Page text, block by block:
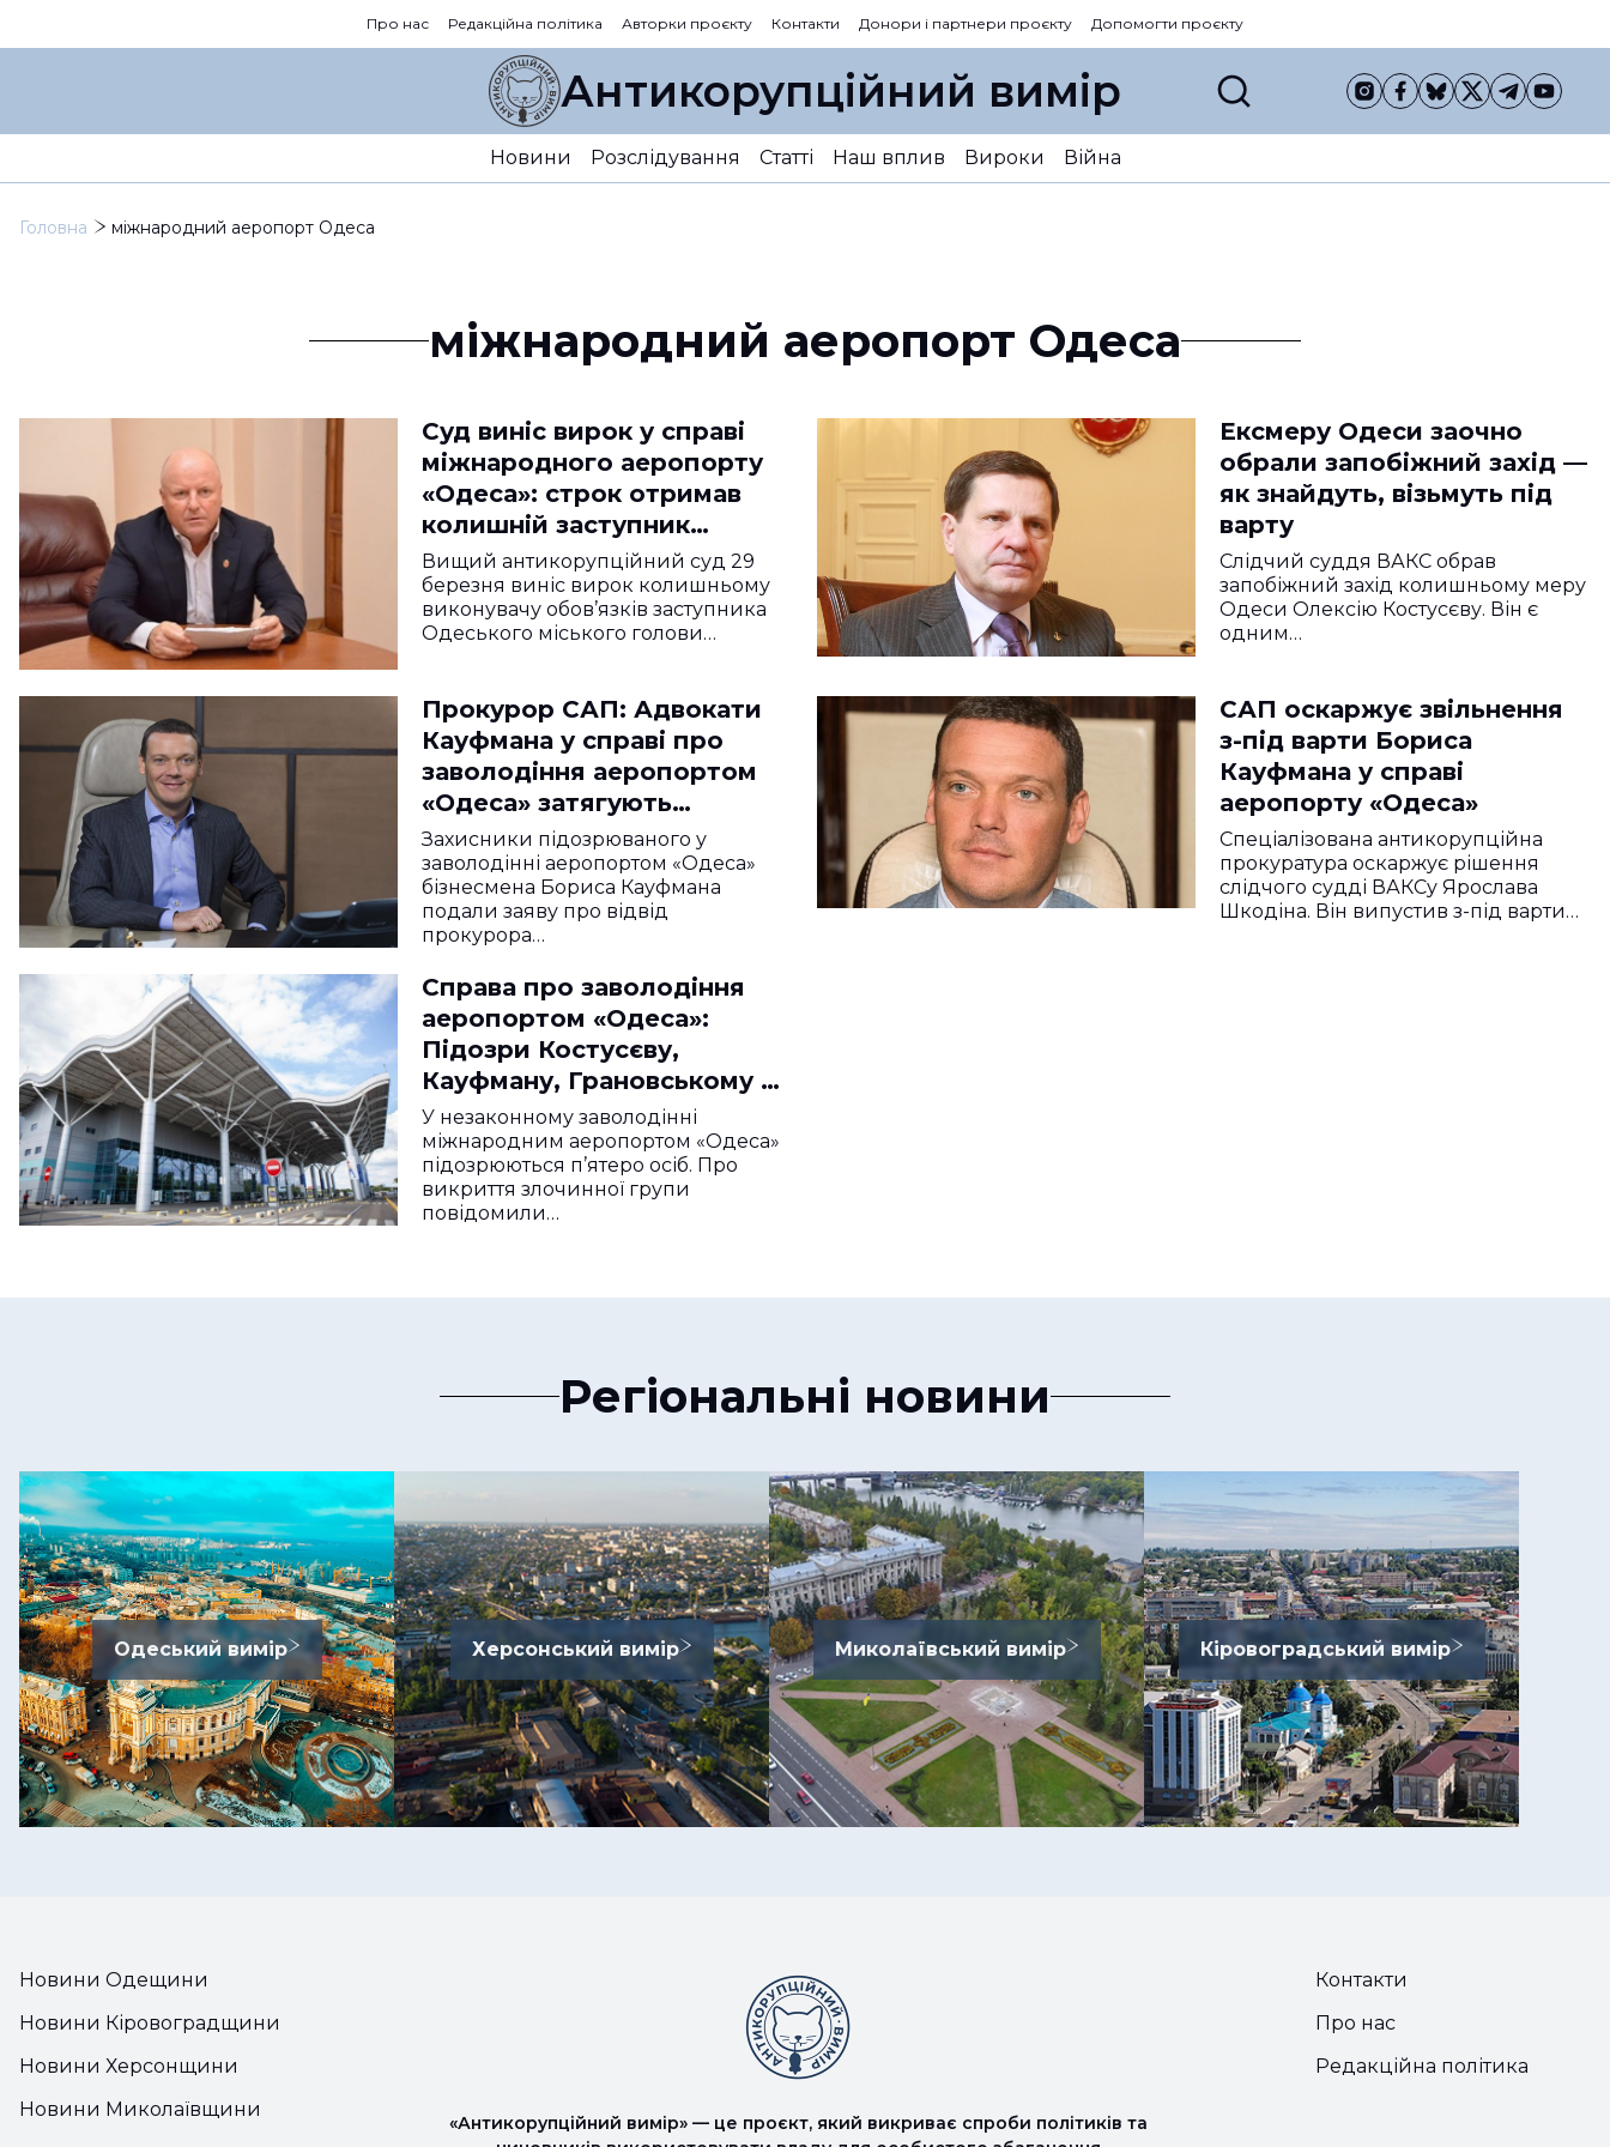
Про нас Редакційна політика Авторки проєкту Контакти Донори і партнери проєкту Допомогти проєкту
Антикорупційний вимір
Новини Розслідування Статті Наш вплив Вироки Війна
Головна міжнародний аеропорт Одеса
міжнародний аеропорт Одеса
Суд виніс вирок у справі
міжнародного аеропорту
«Одеса»: строк отримав
колишній заступник
Одеського мера
Вищий антикорупційний суд 29
березня виніс вирок колишньому
виконувачу обов’язків заступника
Одеського міського голови…
Ексмеру Одеси заочно
обрали запобіжний захід —
як знайдуть, візьмуть під
варту
Слідчий суддя ВАКС обрав
запобіжний захід колишньому меру
Одеси Олексію Костусєву. Він є
одним…
Прокурор САП: Адвокати
Кауфмана у справі про
заволодіння аеропортом
«Одеса» затягують
слідство
Захисники підозрюваного у
заволодінні аеропортом «Одеса»
бізнесмена Бориса Кауфмана
подали заяву про відвід
прокурора…
САП оскаржує звільнення
з-під варти Бориса
Кауфмана у справі
аеропорту «Одеса»
Спеціалізована антикорупційна
прокуратура оскаржує рішення
слідчого судді ВАКСу Ярослава
Шкодіна. Він випустив з-під варти…
Справа про заволодіння
аеропортом «Одеса»:
Підозри Костусєву,
Кауфману, Грановському та
ще двом особам
У незаконному заволодінні
міжнародним аеропортом «Одеса»
підозрюються п’ятеро осіб. Про
викриття злочинної групи
повідомили…
Регіональні новини
Одеський вимір Херсонський вимір Миколаївський вимір Кіровоградський вимір
Новини Одещини
Новини Кіровоградщини
Новини Херсонщини
Новини Миколаївщини
«Антикорупційний вимір» — це проєкт, який викриває спроби політиків та
Контакти
Про нас
Редакційна політика